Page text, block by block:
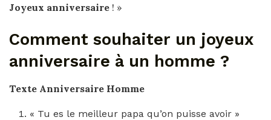
Joyeux anniversaire ! »
Comment souhaiter un joyeux
anniversaire à un homme ?
Texte Anniversaire Homme
« Tu es le meilleur papa qu’on puisse avoir »